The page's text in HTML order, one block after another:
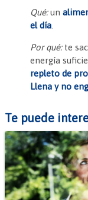
Qué:un
el día
Por qué:te
energía
repleto de
Llena y no
Te puede